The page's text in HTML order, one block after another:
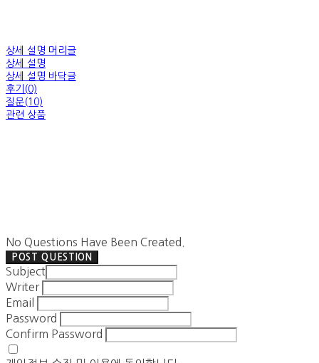
상세 설명 머리글
상세 설명
상세 설명 바닥글
후기(0)
질문(10)
관련 상품
No Questions Have Been Created.
POST QUESTION
Subject
Writer
Email
Password
Confirm Password